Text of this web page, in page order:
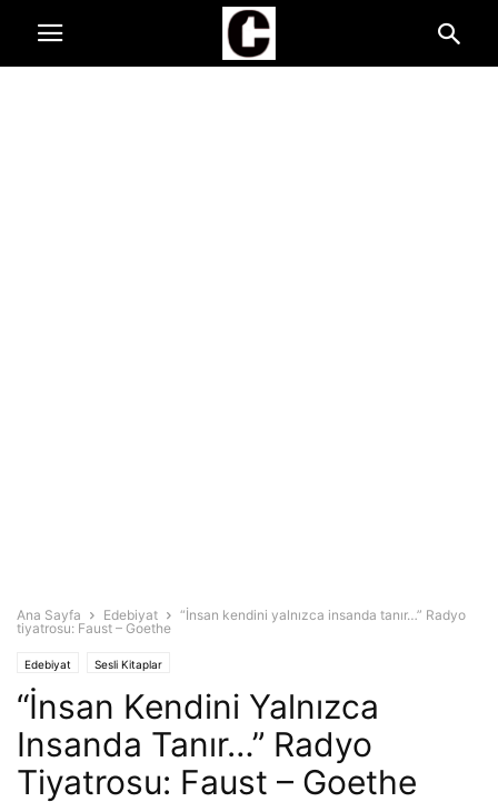
Ana Sayfa Edebiyat
“İnsan kendini yalnızca insanda tanır…” Radyo
tiyatrosu: Faust – Goethe
Edebiyat Sesli Kitaplar
“İnsan Kendini Yalnızca
Insanda Tanır…” Radyo
Tiyatrosu: Faust – Goethe